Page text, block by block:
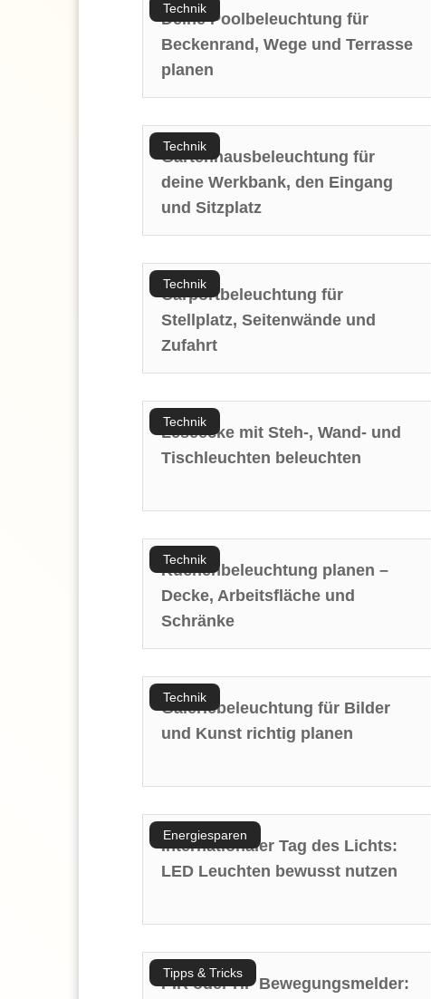
Technik
Deine Poolbeleuchtung für
Beckenrand, Wege und Terrasse
planen
Technik
Gartenhausbeleuchtung für
deine Werkbank, den Eingang
und Sitzplatz
Technik
Carportbeleuchtung für
Stellplatz, Seitenwände und
Zufahrt
Technik
Leseecke mit Steh-, Wand- und
Tischleuchten beleuchten
Technik
Küchenbeleuchtung planen –
Decke, Arbeitsfläche und
Schränke
Technik
Galeriebeleuchtung für Bilder
und Kunst richtig planen
Energiesparen
Internationaler Tag des Lichts:
LED Leuchten bewusst nutzen
Tipps & Tricks
PIR oder HF Bewegungsmelder: